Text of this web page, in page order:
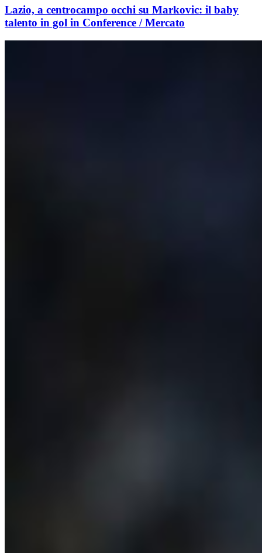
Lazio, a centrocampo occhi su Markovic: il baby
talento in gol in Conference / Mercato